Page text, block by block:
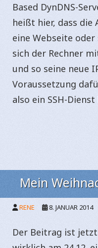
Based DynDNS-
heißt hier, dass
eine Webseite
sich der Rechner
und so seine neue
Voraussetzung
also ein SSH-
Mein
RENE 8. JANUAR 2014
Der Beitrag ist